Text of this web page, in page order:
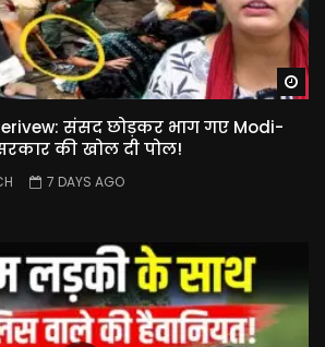
संसद छोड़कर भाग गए Modi-
की खोल दी पोल!
7 DAYS AGO